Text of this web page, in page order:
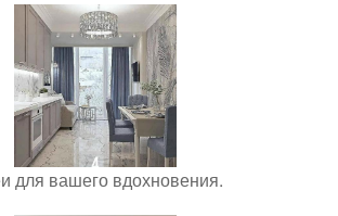
для вашего вдохновения.